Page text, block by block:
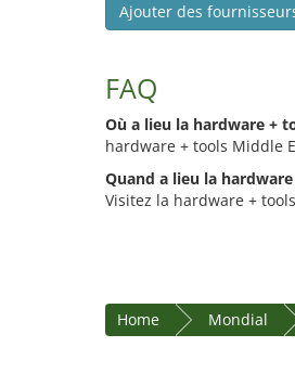
Ajouter des
FAQ
Où a lieu la hardware +
hardware + tools Middle
Quand a lieu la
Visitez la hardware +
Home Mondial